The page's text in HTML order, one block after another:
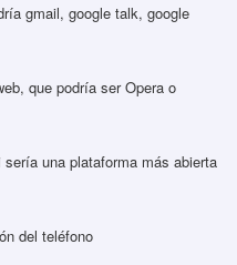
gmail, google talk, google
que podría ser Opera o
una plataforma más abierta
del teléfono